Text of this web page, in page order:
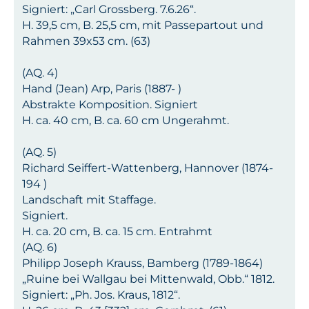
Signiert: „Carl Grossberg. 7.6.26“.
H. 39,5 cm, B. 25,5 cm, mit Passepartout und
Rahmen 39x53 cm. (63)
(AQ. 4)
Hand (Jean) Arp, Paris (1887- )
Abstrakte Komposition. Signiert
H. ca. 40 cm, B. ca. 60 cm Ungerahmt.
(AQ. 5)
Richard Seiffert-Wattenberg, Hannover (1874-
194 )
Landschaft mit Staffage.
Signiert.
H. ca. 20 cm, B. ca. 15 cm. Entrahmt
(AQ. 6)
Philipp Joseph Krauss, Bamberg (1789-1864)
„Ruine bei Wallgau bei Mittenwald, Obb.“ 1812.
Signiert: „Ph. Jos. Kraus, 1812“.